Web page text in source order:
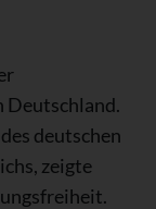
deutschen
zeigte